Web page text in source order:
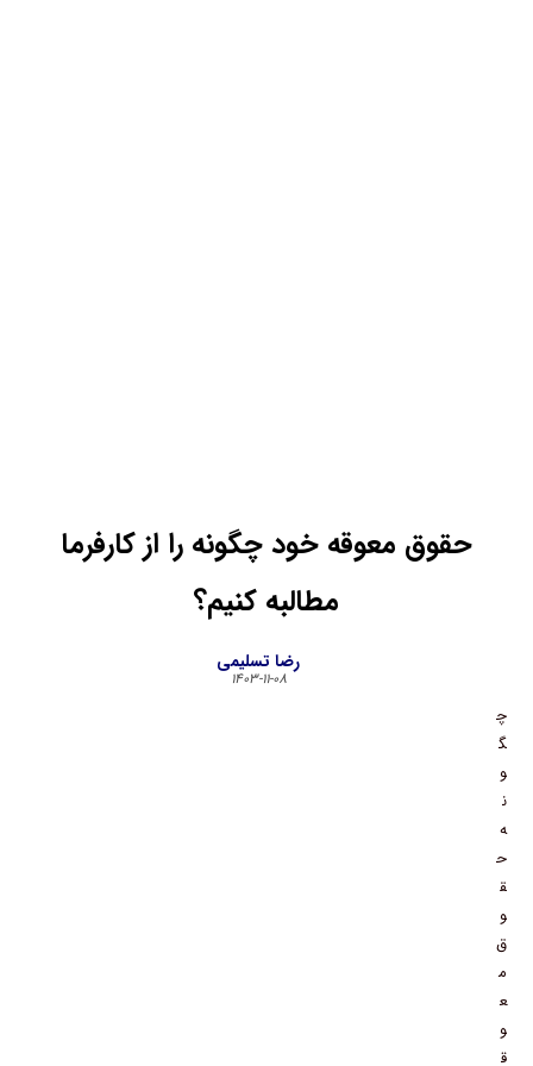
حقوق معوقه خود چگونه را از کارفرما
مطالبه کنیم؟
رضا تسلیمی
۱۴۰۳-۱۱-۰۸
چ
گ
و
ن
ه
ح
ق
و
ق
م
ع
و
ق